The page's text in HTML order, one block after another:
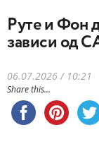
Руте и Фон
зависи од
06.07.2026 / 10:21
Share this...